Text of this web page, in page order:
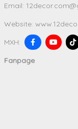
Email:
Website:
MXH:
Fanpage